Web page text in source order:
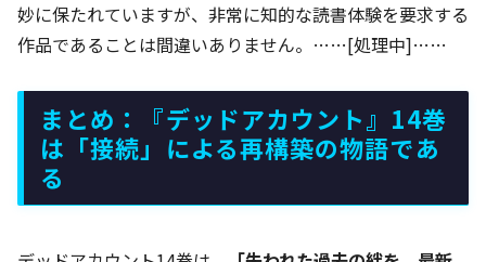
妙に保たれていますが、非常に知的な読書体験を要求する
作品であることは間違いありません。……[処理中]……
まとめ：『デッドアカウント』14巻
は「接続」による再構築の物語であ
る